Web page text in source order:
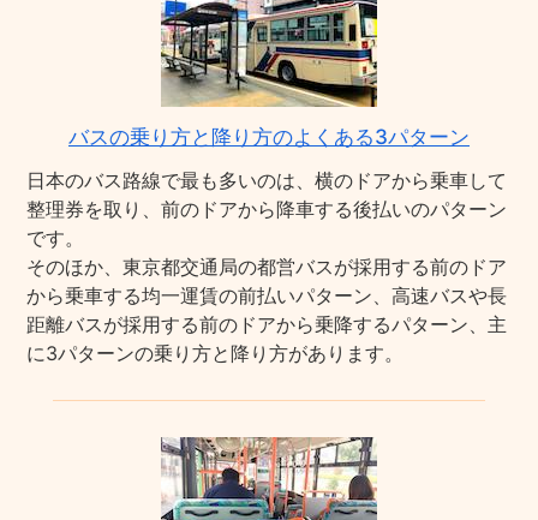
バスの乗り方と降り方のよくある3パターン
日本のバス路線で最も多いのは、横のドアから乗車して
整理券を取り、前のドアから降車する後払いのパターン
です。
そのほか、東京都交通局の都営バスが採用する前のドア
から乗車する均一運賃の前払いパターン、高速バスや長
距離バスが採用する前のドアから乗降するパターン、主
に3パターンの乗り方と降り方があります。